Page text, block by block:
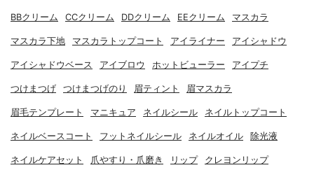
BBクリーム CCクリーム DDクリーム EEクリーム マスカラ
マスカラ下地 マスカラトップコート アイライナー アイシャドウ
アイシャドウベース アイブロウ ホットビューラー アイプチ
つけまつげ つけまつげのり 眉ティント 眉マスカラ
眉毛テンプレート マニキュア ネイルシール ネイルトップコート
ネイルベースコート フットネイルシール ネイルオイル 除光液
ネイルケアセット 爪やすり・爪磨き リップ クレヨンリップ